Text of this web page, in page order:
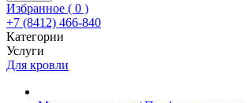
Избранное ( 0 )
+7 (8412) 466-840
Категории
Услуги
Для кровли